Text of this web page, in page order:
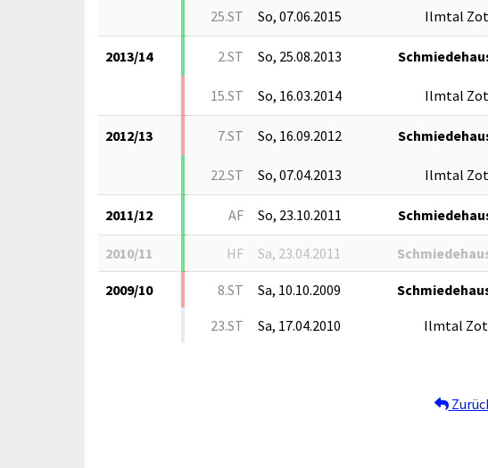
25.ST So, 07.06.2015 Ilmtal
2013/14 2.ST So, 25.08.2013
15.ST So, 16.03.2014 Ilmtal
2012/13 7.ST So, 16.09.2012
22.ST So, 07.04.2013 Ilmtal
2011/12 AF So, 23.10.2011
2010/11 HF Sa, 23.04.2011
2009/10 8.ST Sa, 10.10.2009
23.ST
Sa, 17.04.2010 Ilmtal